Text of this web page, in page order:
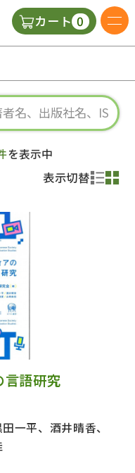
カート 0
聴覚・補助教材
教師用参考書
を表示中
表示切替
語研究
一平、酒井晴香、